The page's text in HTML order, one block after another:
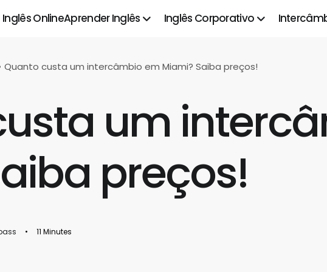
Inglês OnlineAprender Inglês Inglês Corporativo
Quanto custa um intercâmbio em Miami? Saiba preços!
um
preços!
• 11 Minutes